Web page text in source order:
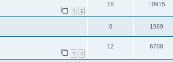
1 2
18 10915
0 1969
1 2
12 6708